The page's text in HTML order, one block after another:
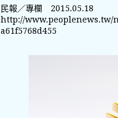
民報／專欄 2015.05.18
http://www.peoplenews.tw/
a61f5768d455